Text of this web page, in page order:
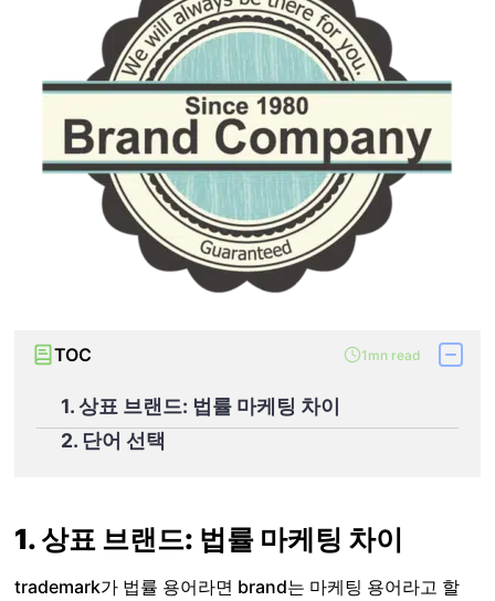
TOC 1mn read
1. 상표 브랜드: 법률 마케팅 차이
2. 단어 선택
1. 상표 브랜드: 법률 마케팅 차이
trademark가 법률 용어라면 brand는 마케팅 용어라고 할